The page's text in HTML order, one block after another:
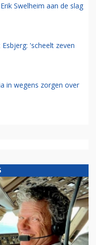
Swelheim aan de slag
'scheelt zeven
in wegens zorgen over